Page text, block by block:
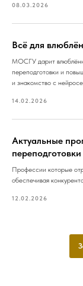
08.03.2026
Всё для
МОСГУ дарит
переподготовки и
и знакомство с
14.02.2026
Актуальные
Профессии которые
обеспечивая
12.02.2026